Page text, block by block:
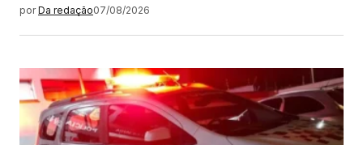
por Da redação07/08/2026